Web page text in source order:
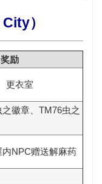
）
励
更衣室
之徽章 、TM76虫之
NPC赠送解麻药